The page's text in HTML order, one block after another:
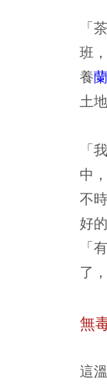
「
班
養
土
「
中
不
好
「
了
無
這